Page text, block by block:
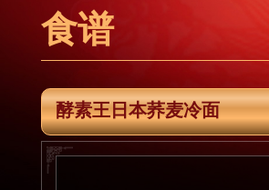
食谱
酵素王日本荞麦冷面